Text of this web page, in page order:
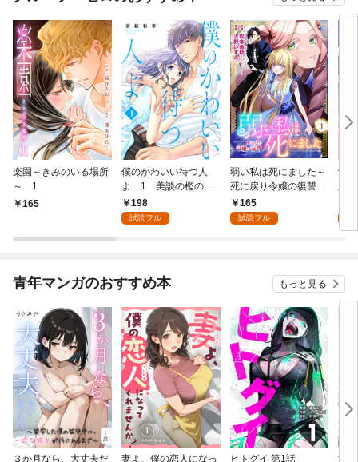
楽園～きみのいる場所
～ 1
165
僕のかわいい待つ人
よ 1 美談の檻のな
か198
試読フル
弱い私は死にました～
死に戻り令嬢の復讐
～ 1
165
試読フル
愛
版
青年マンガのおすすめ本 もっと見る
３か月なら、大丈夫だ
妻よ、僕の恋人になっ
ヒトグイ 第1話
世